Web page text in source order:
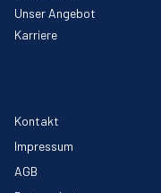
Unser Angebot
Karriere
Kontakt
Impressum
AGB